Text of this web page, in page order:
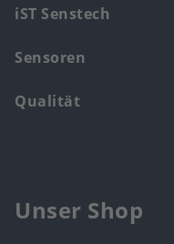
iST Senstech
Sensoren
Qualität
Unser Shop